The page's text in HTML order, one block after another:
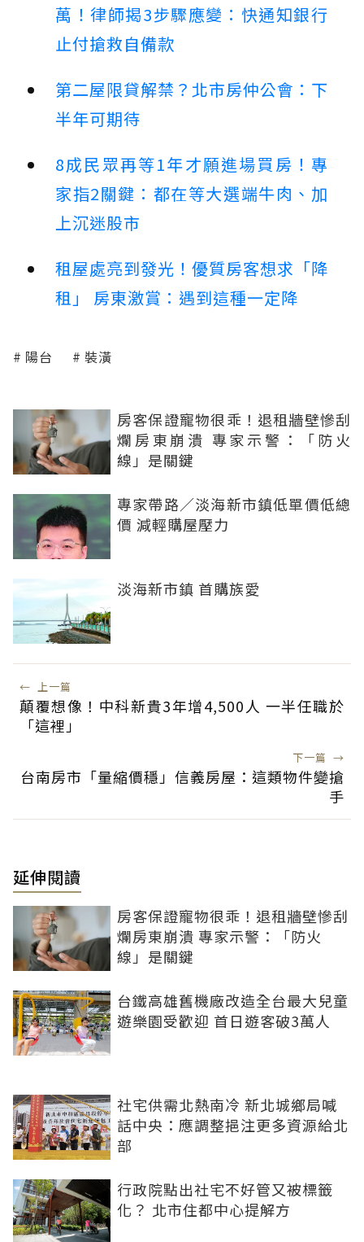
萬！律師揭3步驟應變：快通知銀行
止付搶救自備款
第二屋限貸解禁？北市房仲公會：下
半年可期待
8成民眾再等1年才願進場買房！專
家指2關鍵：都在等大選端牛肉、加
上沉迷股市
租屋處亮到發光！優質房客想求「降
租」 房東激賞：遇到這種一定降
陽台 裝潢
房客保證寵物很乖！退租牆壁慘刮
爛房東崩潰 專家示警：「防火
線」是關鍵
專家帶路／淡海新市鎮低單價低總
價 減輕購屋壓力
淡海新市鎮 首購族愛
← 上一篇
顛覆想像！中科新貴3年增4,500人 一半任職於
「這裡」
下一篇 →
台南房市「量縮價穩」信義房屋：這類物件變搶
手
延伸閱讀
房客保證寵物很乖！退租牆壁慘刮
爛房東崩潰 專家示警：「防火
線」是關鍵
台鐵高雄舊機廠改造全台最大兒童
遊樂園受歡迎 首日遊客破3萬人
社宅供需北熱南冷 新北城鄉局喊
話中央：應調整挹注更多資源給北
部
行政院點出社宅不好管又被標籤
化？ 北市住都中心提解方